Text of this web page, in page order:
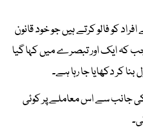
کو فالو کرتے ہیں جو خود قانون
جب کہ ایک اور تبصرے میں کہا گیا
کر دکھایا جا رہا ہے۔
جانب سے اس معاملے پر کوئی